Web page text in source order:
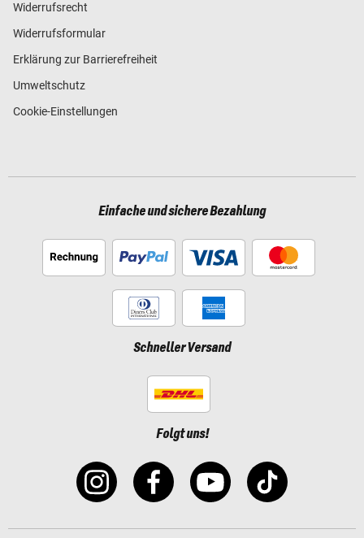
Widerrufsrecht
Widerrufsformular
Erklärung zur Barrierefreiheit
Umweltschutz
Cookie-Einstellungen
Einfache und sichere Bezahlung
Schneller Versand
Folgt uns!